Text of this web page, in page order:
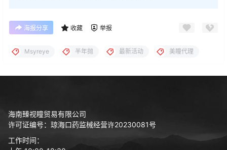
海报分享 收藏 举报
Msyreye 半年抛 最新活动 美瞳代理
海南臻视瞳贸易有限公司
许可证编号：琼海口药监械经营许20230081号
工作时间：